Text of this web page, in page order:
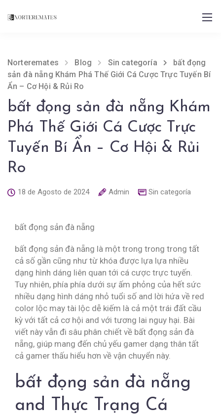
Norteremates Blog Sin categoría
bất đọng
sản đà nẵng Khám Phá Thế Giới Cá Cược Trực Tuyến Bí
Ẩn – Cơ Hội & Rủi Ro
bất đọng sản đà nẵng Khám
Phá Thế Giới Cá Cược Trực
Tuyến Bí Ẩn – Cơ Hội & Rủi
Ro
18 de Agosto de 2024 Admin Sin categoría
bất đọng sản đà nẵng
bất đọng sản đà nẵng là một trong trong trong tất
cả số gần cũng như từ khóa được lựa lựa nhiều
dạng hình dáng liên quan tới cá cược trực tuyến.
Tuy nhiên, phía phía dưới sự ấm phỏng của hết sức
nhiều dạng hình dáng nhỏ tuổi số and lời hứa về red
color lộc may tài lộc dễ kiếm là cả một trái đất cầu
kỳ với tất cả cơ hội and với tương lai nguy hại. Bài
viết này vẫn đi sâu phân chiết về bất đọng sản đà
nẵng, giúp mang đến chủ yếu gamer dạng thân tất
cả gamer thấu hiểu hơn về vận chuyển này.
bất đọng sản đà nẵng
and Thực Trạng Cá